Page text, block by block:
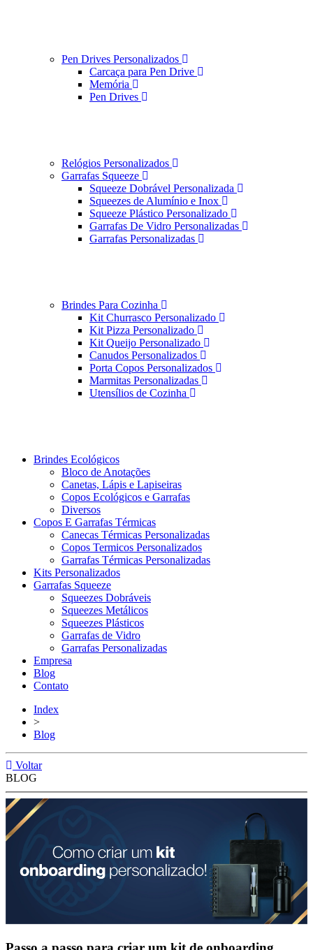
Pen Drives Personalizados
Carcaça para Pen Drive
Memória
Pen Drives
Relógios Personalizados
Garrafas Squeeze
Squeeze Dobrável Personalizada
Squeezes de Alumínio e Inox
Squeeze Plástico Personalizado
Garrafas De Vidro Personalizadas
Garrafas Personalizadas
Brindes Para Cozinha
Kit Churrasco Personalizado
Kit Pizza Personalizado
Kit Queijo Personalizado
Canudos Personalizados
Porta Copos Personalizados
Marmitas Personalizadas
Utensílios de Cozinha
Brindes Ecológicos
Bloco de Anotações
Canetas, Lápis e Lapiseiras
Copos Ecológicos e Garrafas
Diversos
Copos E Garrafas Térmicas
Canecas Térmicas Personalizadas
Copos Termicos Personalizados
Garrafas Térmicas Personalizadas
Kits Personalizados
Garrafas Squeeze
Squeezes Dobráveis
Squeezes Metálicos
Squeezes Plásticos
Garrafas de Vidro
Garrafas Personalizadas
Empresa
Blog
Contato
Index
>
Blog
Voltar
BLOG